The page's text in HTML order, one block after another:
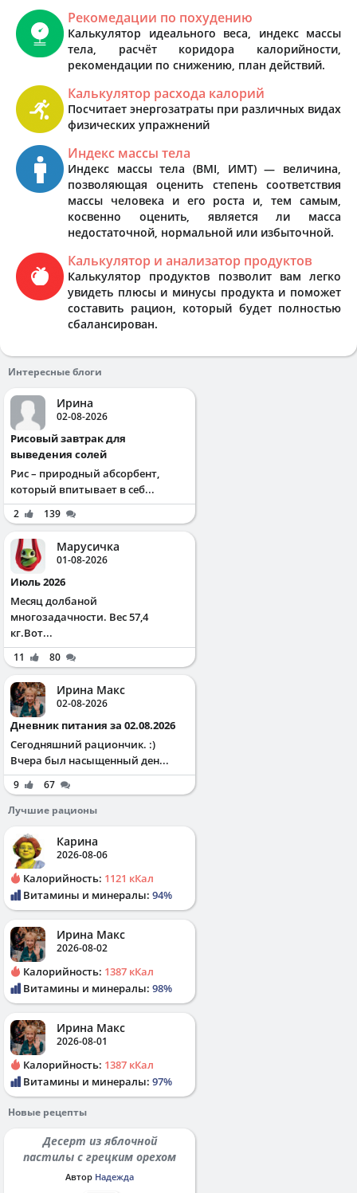
Рекомедации по похудению
Калькулятор идеального веса, индекс массы
тела, расчёт коридора калорийности,
рекомендации по снижению, план действий.
Калькулятор расхода калорий
Посчитает энергозатраты при различных видах
физических упражнений
Индекс массы тела
Индекс массы тела (BMI, ИМТ) — величина,
позволяющая оценить степень соответствия
массы человека и его роста и, тем самым,
косвенно оценить, является ли масса
недостаточной, нормальной или избыточной.
Калькулятор и анализатор продуктов
Калькулятор продуктов позволит вам легко
увидеть плюсы и минусы продукта и поможет
составить рацион, который будет полностью
сбалансирован.
Интересные блоги
Ирина
02-08-2026
Рисовый завтрак для
выведения солей
Рис – природный абсорбент,
который впитывает в себ...
2 139
Марусичка
01-08-2026
Июль 2026
Месяц долбаной
многозадачности. Вес 57,4
кг.Вот...
11 80
Ирина Макс
02-08-2026
Дневник питания за 02.08.2026
Сегодняшний рациончик. :)
Вчера был насыщенный ден...
9
67
Лучшие рационы
Карина
2026-08-06
Калорийность: 1121 кКал
Витамины и минералы: 94%
Ирина Макс
2026-08-02
Калорийность: 1387 кКал
Витамины и минералы: 98%
Ирина Макс
2026-08-01
Калорийность: 1387 кКал
Витамины и минералы: 97%
Новые рецепты
Десерт из яблочной
пастилы с грецким орехом
Автор Надежда